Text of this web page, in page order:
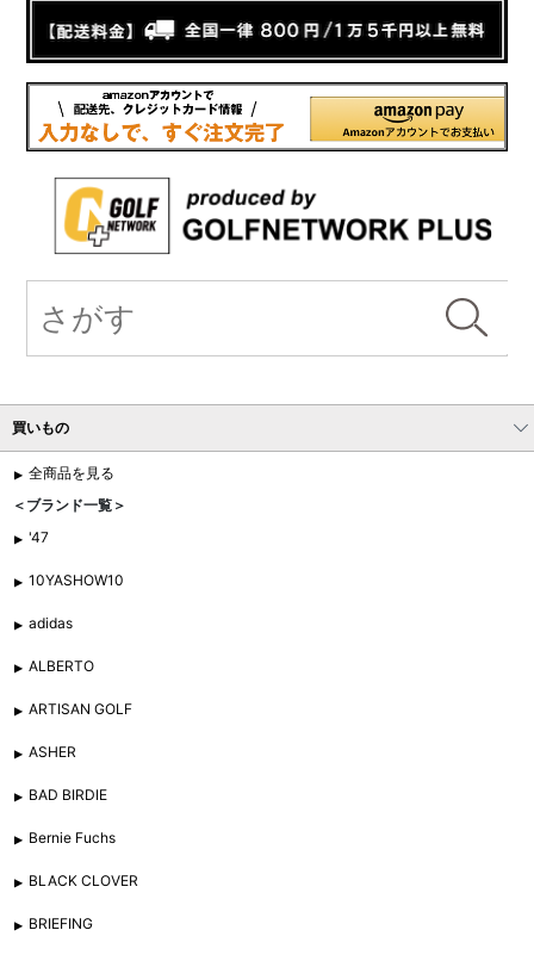
買いもの
全商品を見る
＜ブランド一覧＞
'47
10YASHOW10
adidas
ALBERTO
ARTISAN GOLF
ASHER
BAD BIRDIE
Bernie Fuchs
BLACK CLOVER
BRIEFING